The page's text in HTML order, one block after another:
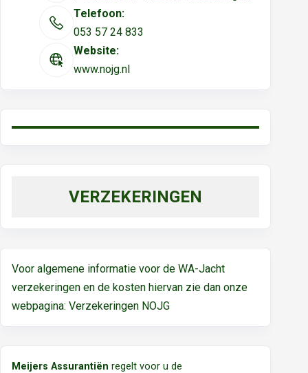
Telefoon:
053 57 24 833
Website:
www.nojg.nl
VERZEKERINGEN
Voor algemene informatie voor de WA-Jacht
verzekeringen en de kosten hiervan zie dan onze
webpagina: Verzekeringen NOJG
Meijers Assurantiën regelt voor u de